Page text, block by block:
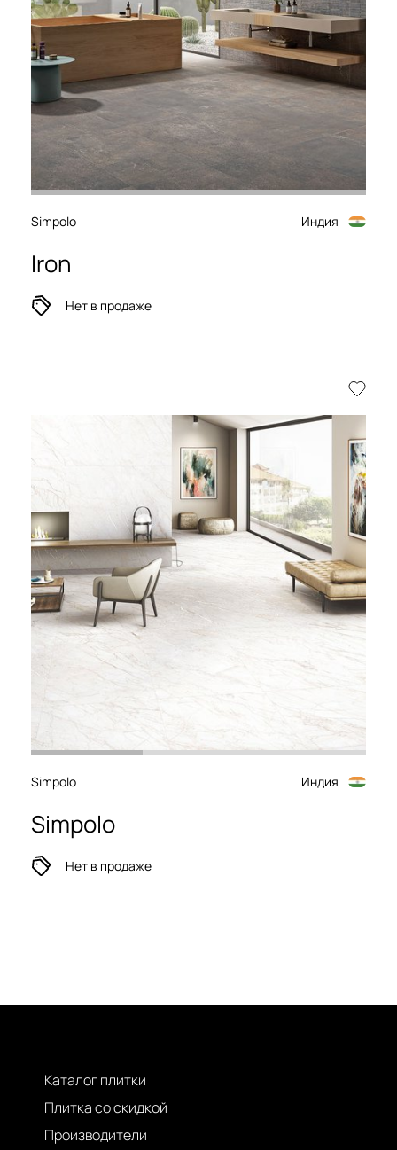
Simpolo Индия
Iron
Нет в продаже
Simpolo Индия
Simpolo
Нет в продаже
Каталог плитки
Плитка со скидкой
Производители